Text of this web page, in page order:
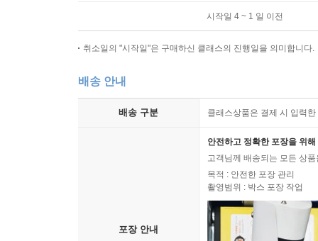
시작일 4 ~ 1 일 이전
취소일의 "시작일"은 구매하신 클래스의 진행일을 의미합니다.
배송 안내
배송 구분 클래스상품은 결제 시 입력
포장 안내
안전하고 정확한 포장을 위
고객님께 배송되는 모든 상
목적 : 안전한 포장 관리
촬영범위 : 박스 포장 작업